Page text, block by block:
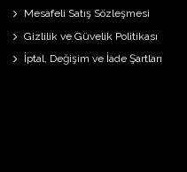
Mesafeli Satış Sözleşmesi
Gizlilik ve Güvelik Politikası
İptal, Değişim ve İade Şartları